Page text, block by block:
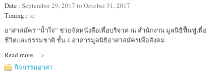
Date : September 29, 2017 to October 31, 2017
Timing : to
Location
:
ฟื้นฟู
เพื่อ
อาสาสมัคร “น้ำใจ” ช่วยจัดหนังสือเพื่อบริจาค ณ สำนักงาน มูลนิธิฟื้นฟูเพื่อ
ชีวิตและธรรมชาติ ชั้น 4 อาคารมูลนิธิอาสาสมัครเพื่อสังคม
Read more
กิจกรรมอาสา